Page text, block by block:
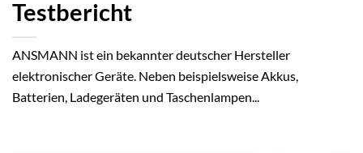
Testbericht
ANSMANN ist ein bekannter deutscher Hersteller
elektronischer Geräte. Neben beispielsweise Akkus,
Batterien, Ladegeräten und Taschenlampen...